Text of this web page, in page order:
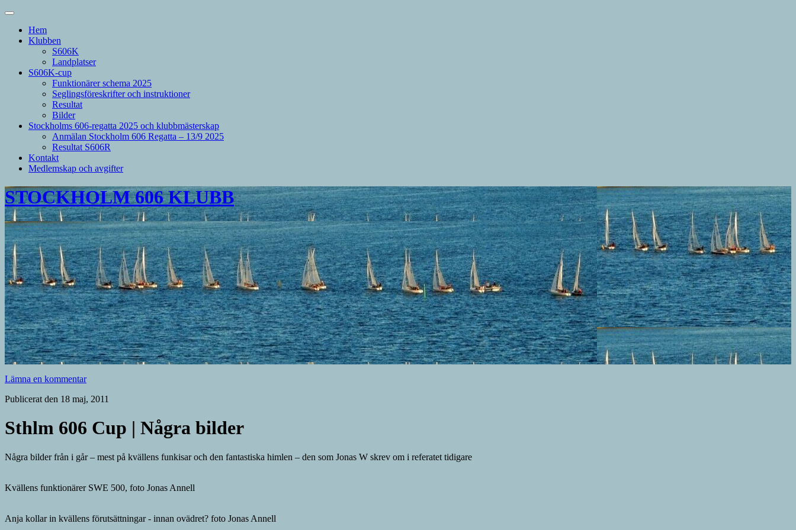
Hem
Klubben
S606K
Landplatser
S606K-cup
Funktionärer schema 2025
Seglingsföreskrifter och instruktioner
Resultat
Bilder
Stockholms 606-regatta 2025 och klubbmästerskap
Anmälan Stockholm 606 Regatta – 13/9 2025
Resultat S606R
Kontakt
Medlemskap och avgifter
STOCKHOLM 606 KLUBB
Lämna en kommentar
Publicerat den 18 maj, 2011
Sthlm 606 Cup | Några bilder
Några bilder från i går – mest på kvällens funkisar och den fantastiska himlen – den som Jonas W skrev om i referatet tidigare
Kvällens funktionärer SWE 500, foto Jonas Annell
Anja kollar in kvällens förutsättningar - innan ovädret? foto Jonas Annell